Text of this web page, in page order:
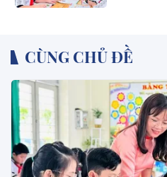
CÙNG CHỦ ĐỀ